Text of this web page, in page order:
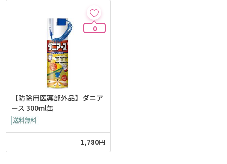
0
【防除用医薬部外品】ダニア
ース 300ml缶
1,780円